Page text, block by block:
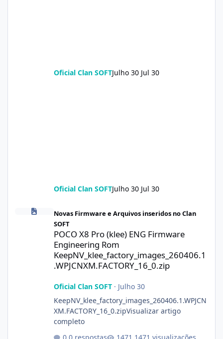
Oficial Clan SOFTJulho 30 Jul 30
Oficial Clan SOFTJulho 30 Jul 30
POCO X8 Pro (klee) ENG Firmware Engineering Rom
Novas Firmware e Arquivos inseridos no Clan
SOFT
POCO X8 Pro (klee) ENG Firmware
Engineering Rom
KeepNV_klee_factory_images_260406.1
.WPJCNXM.FACTORY_16_0.zip
Oficial Clan SOFT· Julho 30
KeepNV_klee_factory_images_260406.1.WPJCN
XM.FACTORY_16_0.zipVisualizar artigo
completo